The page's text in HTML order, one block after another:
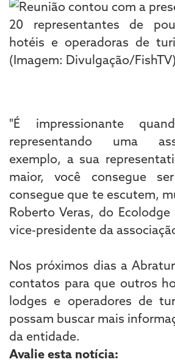
"É impressionante
representando uma
exemplo, a sua
maior, você consegue
consegue que te escutem,
Roberto Veras, do
vice-presidente da
Nos próximos dias a
contatos para que outros
lodges e operadores de
possam buscar mais
da entidade.
Avalie esta notícia: